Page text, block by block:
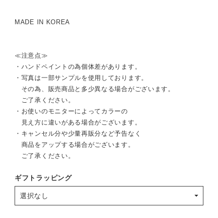
MADE IN KOREA
≪注意点≫
・ハンドペイントの為個体差があります。
・写真は一部サンプルを使用しております。
その為、販売商品と多少異なる場合がございます。
ご了承ください。
・お使いのモニターによってカラーの
見え方に違いがある場合がございます。
・キャンセル分や少量再販分など予告なく
商品をアップする場合がございます。
ご了承ください。
ギフトラッピング